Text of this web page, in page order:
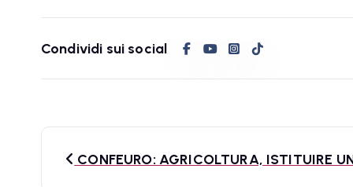
Condividi sui social
CONFEURO: AGRICOLTURA, ISTITUIRE